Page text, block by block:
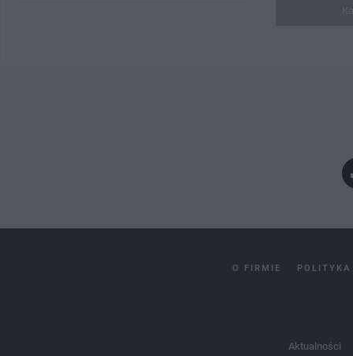
O FIRMIE POLITYKA
Aktualności